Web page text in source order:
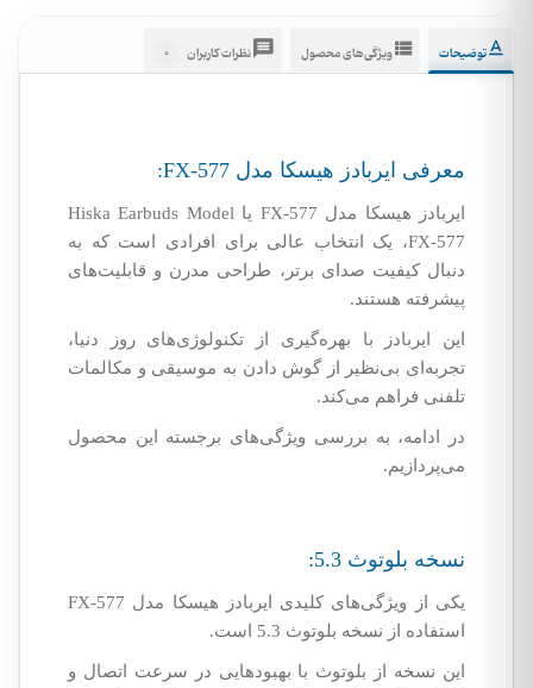
توضیحات ویژگی‌های محصول نظرات کاربران 0
معرفی ایربادز هیسکا مدل FX-577:
ایربادز هیسکا مدل FX-577 یا Hiska Earbuds Model
FX-577، یک انتخاب عالی برای افرادی است که به
دنبال کیفیت صدای برتر، طراحی مدرن و قابلیت‌های
پیشرفته هستند.
این ایربادز با بهره‌گیری از تکنولوژی‌های روز دنیا،
تجربه‌ای بی‌نظیر از گوش دادن به موسیقی و مکالمات
تلفنی فراهم می‌کند.
در ادامه، به بررسی ویژگی‌های برجسته این محصول
می‌پردازیم.
نسخه بلوتوث 5.3:
یکی از ویژگی‌های کلیدی ایربادز هیسکا مدل FX-577
استفاده از نسخه بلوتوث 5.3 است.
این نسخه از بلوتوث با بهبودهایی در سرعت اتصال و